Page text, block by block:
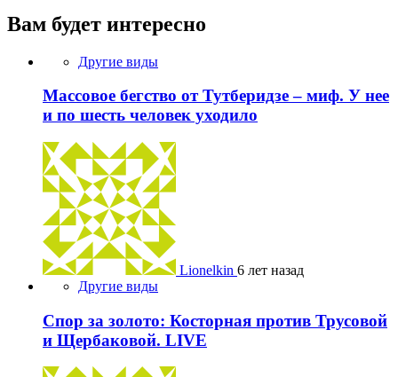
Вам будет интересно
Другие виды
Массовое бегство от Тутберидзе – миф. У нее
и по шесть человек уходило
Lionelkin 6 лет назад
Другие виды
Спор за золото: Косторная против Трусовой
и Щербаковой. LIVE